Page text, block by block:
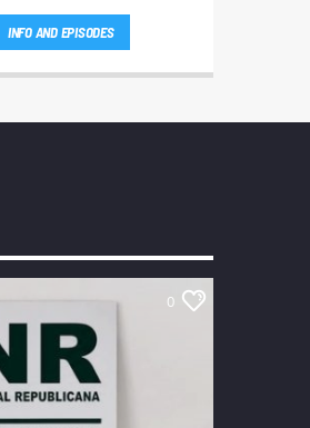
INFO AND EPISODES
0